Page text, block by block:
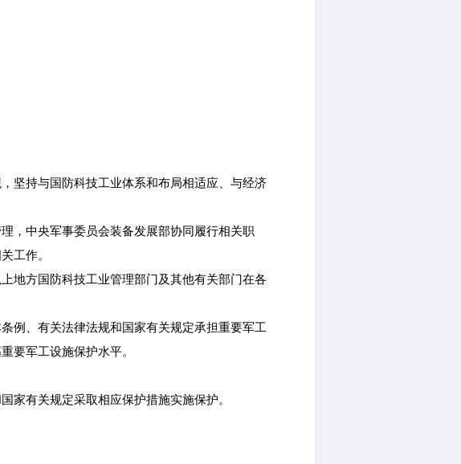
坚持与国防科技工业体系和布局相适应、与经济
，中央军事委员会装备发展部协同履行相关职
工作。
方国防科技工业管理部门及其他有关部门在各
例、有关法律法规和国家有关规定承担重要军工
要军工设施保护水平。
有关规定采取相应保护措施实施保护。